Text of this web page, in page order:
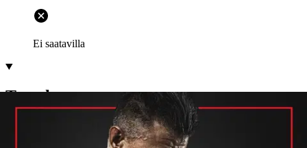
Ei saatavilla
Tuotekuvaus